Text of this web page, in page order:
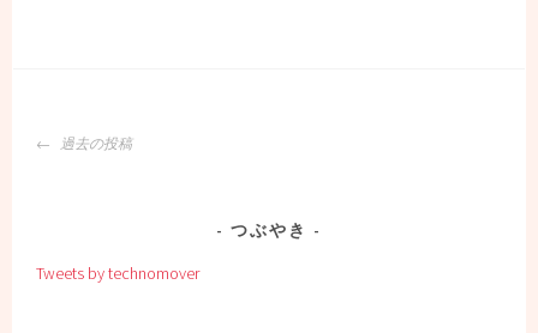
投
ー
過去の投稿
つぶやき
Tweets by technomover